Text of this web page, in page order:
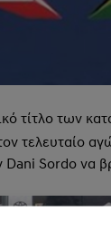
τίτλο των
τελευταίο
Sordo να